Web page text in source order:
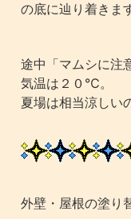
の底に辿り着きま
途中「マムシに注
気温は２０℃。
夏場は相当涼しい
外壁・屋根の塗り